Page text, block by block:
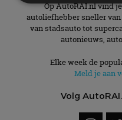
Op AutoRAI.nl vind
autoliefhebber sneller
van stadsauto tot
autonieuws,
Elke week de
Meld je aan
Volg
Strikt noodzakelijk
Functioneel
Strikt noodzakelijke
kernfunctionaliteiten
website kan niet
strikt noodzakelijke